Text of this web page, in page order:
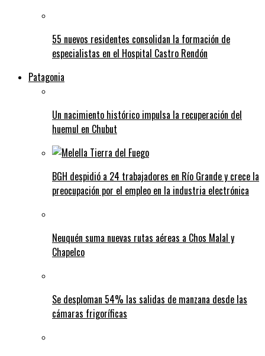
55 nuevos residentes consolidan la formación de
especialistas en el Hospital Castro Rendón
Patagonia
Un nacimiento histórico impulsa la recuperación del
huemul en Chubut
BGH despidió a 24 trabajadores en Río Grande y crece la
preocupación por el empleo en la industria electrónica
Neuquén suma nuevas rutas aéreas a Chos Malal y
Chapelco
Se desploman 54% las salidas de manzana desde las
cámaras frigoríficas